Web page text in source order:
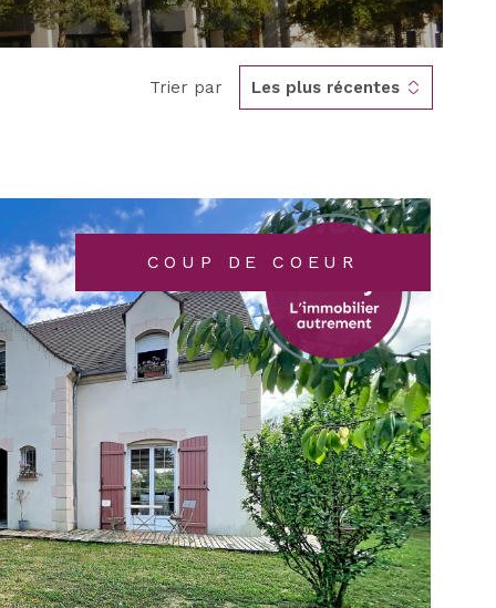
CONTACT
Trier par Les plus récentes
COUP DE COEUR
LE BIEN